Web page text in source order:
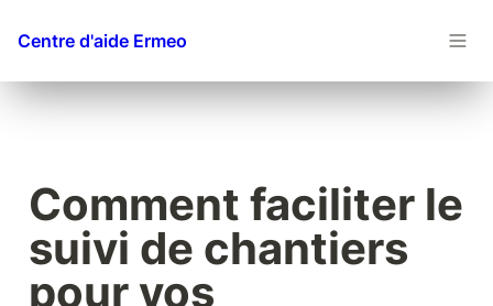
Centre d'aide Ermeo
Comment faciliter le
suivi de chantiers
pour vos